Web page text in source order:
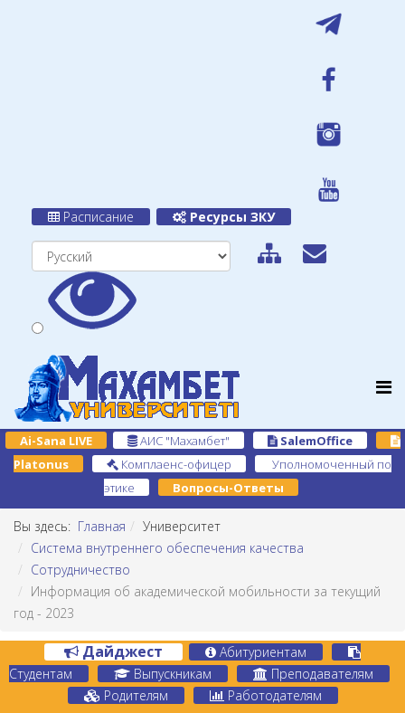
Расписание Ресурсы ЗКУ
Ai-Sana LIVE АИС "Махамбет"
SalemOffice
Platonus
Комплаенс-офицер
Уполномоченный по
этике
Вопросы-Ответы
Вы здесь: Главная
Университет
Система внутреннего обеспечения качества
Сотрудничество
Информация об академической мобильности за текущий
год - 2023
Дайджест
Абитуриентам
Студентам
Выпускникам
Преподавателям
Родителям
Работодателям